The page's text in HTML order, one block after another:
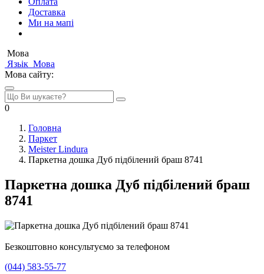
Доставка
Ми на мапі
Мова
Язьік Мова
Мова сайту:
0
Головна
Паркет
Meister Lindura
Паркетна дошка Дуб підбілений браш 8741
Паркетна дошка Дуб підбілений браш
8741
Безкоштовно консультуємо за телефоном
(044) 583-55-77